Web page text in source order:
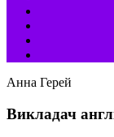
Анна Герей
Викладач